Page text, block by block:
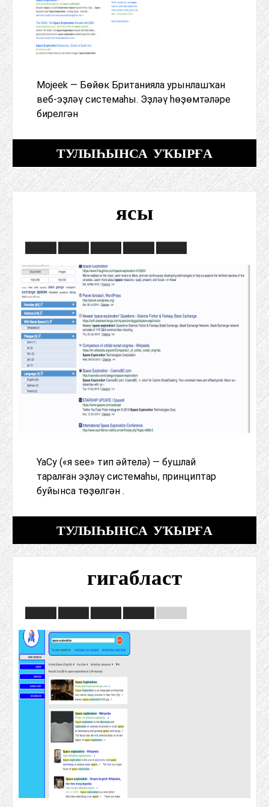
Mojeek — Бөйөк Британияла урынлашҡан
веб-эҙләү системаһы. Эҙләү һөҙөмтәләре
бирелгән
ТУЛЫҺЫНСА УҠЫРҒА
ясы
YaCy («я see» тип әйтелә) — бушлай
таралған эҙләү системаһы, принциптар
буйынса төҙөлгән .
ТУЛЫҺЫНСА УҠЫРҒА
гигабласт